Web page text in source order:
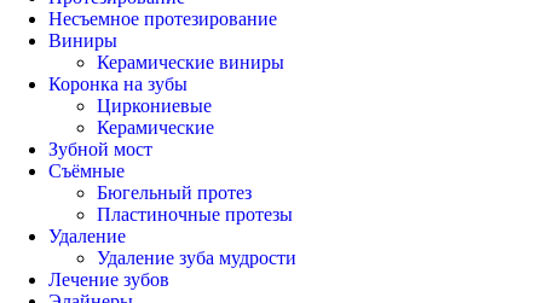
Несъемное протезирование
Виниры
Керамические виниры
Коронка на зубы
Циркониевые
Керамические
Зубной мост
Съёмные
Бюгельный протез
Пластиночные протезы
Удаление
Удаление зуба мудрости
Лечение зубов